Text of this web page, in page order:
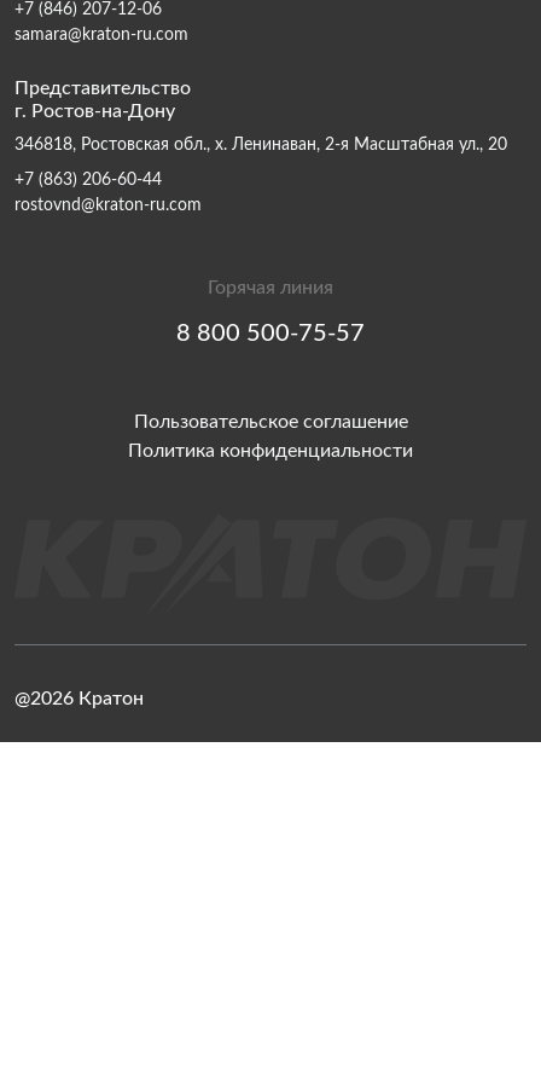
+7 (846) 207-12-06
samara@kraton-ru.com
Представительство
г. Ростов-на-Дону
346818, Ростовская обл., х. Ленинаван, 2-я Масштабная ул., 20
+7 (863) 206-60-44
rostovnd@kraton-ru.com
Горячая линия
8 800 500-75-57
Пользовательское соглашение
Политика конфиденциальности
@2026 Кратон